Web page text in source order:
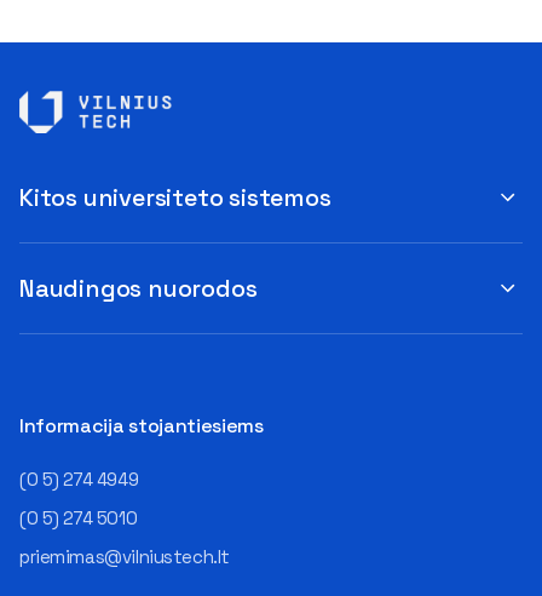
Informacija stojantiesiems
(0 5) 274 4949
(0 5) 274 5010
priemimas@vilniustech.lt
Naudingos nuorodos
Kitos universiteto sistemos